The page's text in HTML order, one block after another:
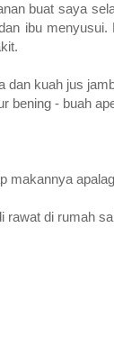
buat saya
ibu
dan kuah jus
bening - buah
makannya
rawat di rumah